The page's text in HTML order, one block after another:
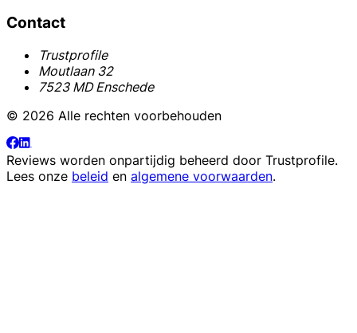
Contact
Trustprofile
Moutlaan 32
7523 MD Enschede
© 2026 Alle rechten voorbehouden
Reviews worden onpartijdig beheerd door Trustprofile.
Lees onze beleid en algemene voorwaarden.